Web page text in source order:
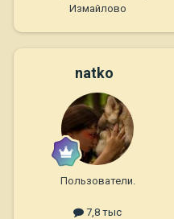
Измайлово
natko
Пользователи.
7,8 тыс